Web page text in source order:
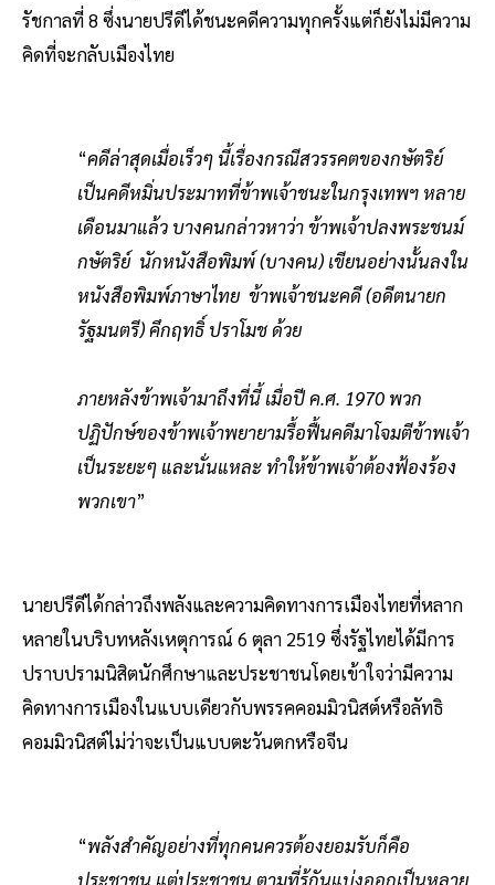
รัชกาลที่ 8 ซึ่งนายปรีดีได้ชนะคดีความทุกครั้งแต่ก็ยังไม่มีความ
คิดที่จะกลับเมืองไทย
“คดีล่าสุดเมื่อเร็วๆ นี้เรื่องกรณีสวรรคตของกษัตริย์
เป็นคดีหมิ่นประมาทที่ข้าพเจ้าชนะในกรุงเทพฯ หลาย
เดือนมาแล้ว บางคนกล่าวหาว่า ข้าพเจ้าปลงพระชนม์
กษัตริย์ นักหนังสือพิมพ์ (บางคน) เขียนอย่างนั้นลงใน
หนังสือพิมพ์ภาษาไทย ข้าพเจ้าชนะคดี (อดีตนายก
รัฐมนตรี) คึกฤทธิ์ ปราโมช ด้วย
ภายหลังข้าพเจ้ามาถึงที่นี้ เมื่อปี ค.ศ. 1970 พวก
ปฏิปักษ์ของข้าพเจ้าพยายามรื้อฟื้นคดีมาโจมตีข้าพเจ้า
เป็นระยะๆ และนั่นแหละ ทําให้ข้าพเจ้าต้องฟ้องร้อง
พวกเขา”
นายปรีดีได้กล่าวถึงพลังและความคิดทางการเมืองไทยที่หลาก
หลายในบริบทหลังเหตุการณ์ 6 ตุลา 2519 ซึ่งรัฐไทยได้มีการ
ปราบปรามนิสิตนักศึกษาและประชาชนโดยเข้าใจว่ามีความ
คิดทางการเมืองในแบบเดียวกับพรรคคอมมิวนิสต์หรือลัทธิ
คอมมิวนิสต์ไม่ว่าจะเป็นแบบตะวันตกหรือจีน
“พลังสำคัญอย่างที่ทุกคนควรต้องยอมรับก็คือ
ประชาชน แต่ประชาชน ตามที่รู้กันแบ่งออกเป็นหลาย